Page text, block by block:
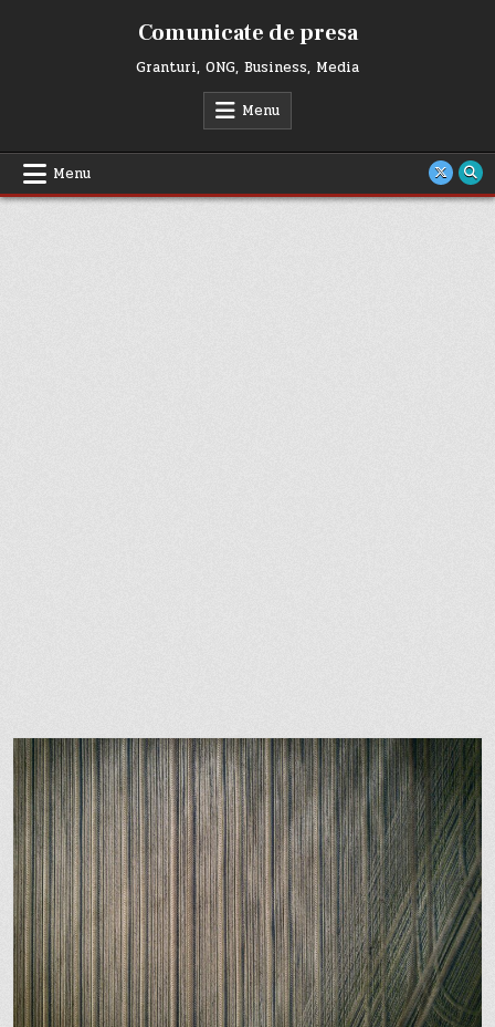
Comunicate de presa
Granturi, ONG, Business, Media
Menu
Menu